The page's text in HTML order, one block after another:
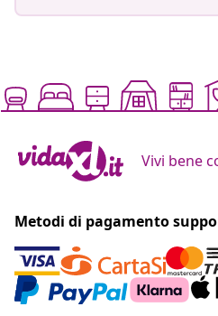
Vivi bene
Metodi di pagamento